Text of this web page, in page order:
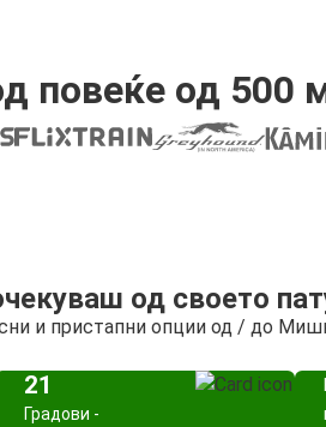
повеќе од 500
од своето
и пристапни опции од / до
21
Градови -